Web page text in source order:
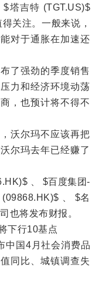
塔吉特 (TGT.US)$
关注。一般来说，
对于通胀在加速还
了强劲的季度销售
力和经济环境动荡
，也预计将不得不
沃尔玛不应该再把
尔玛去年已经赚了
、 $百度集团-
、 $名
也将发布财报。
下行10基点
中国4月社会消费品
同比、城镇调查失